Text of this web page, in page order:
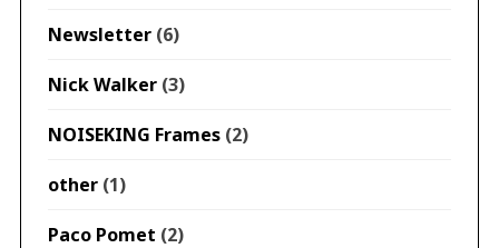
Newsletter(6)
Nick Walker(3)
NOISEKING Frames(2)
other(1)
Paco Pomet (2)